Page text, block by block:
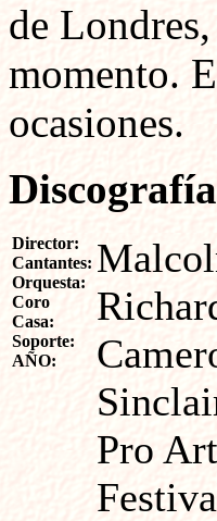
de
momento.
ocasiones.
Director:
Cantantes:
Orquesta:
Coro
Casa:
Soporte:
AÑO:
Pro